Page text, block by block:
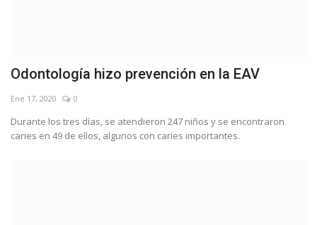
Odontología hizo prevención en la EAV
Ene 17, 2020 0
Durante los tres días, se atendieron 247 niños y se encontraron
caries en 49 de ellos, algunos con caries importantes.